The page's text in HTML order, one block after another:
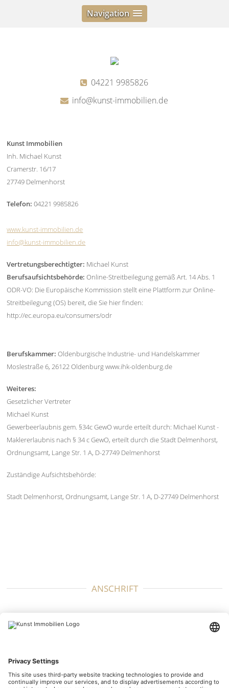
Navigation
04221 9985826
info@kunst-immobilien.de
Kunst Immobilien
Inh. Michael Kunst
Cramerstr. 16/17
27749 Delmenhorst
Telefon: 04221 9985826
www.kunst-immobilien.de
info@kunst-immobilien.de
Vertretungsberechtigter: Michael Kunst
Berufsaufsichtsbehörde: Online-Streitbeilegung gemäß Art. 14 Abs. 1
ODR-VO: Die Europäische Kommission stellt eine Plattform zur Online-
Streitbeilegung (OS) bereit, die Sie hier finden:
http://ec.europa.eu/consumers/odr
Berufskammer: Oldenburgische Industrie- und Handelskammer
Moslestraße 6, 26122 Oldenburg www.ihk-oldenburg.de
Weiteres:
Gesetzlicher Vertreter
Michael Kunst
Gewerbeerlaubnis gem. §34c GewO wurde erteilt durch: Michael Kunst -
Maklererlaubnis nach § 34 c GewO, erteilt durch die Stadt Delmenhorst,
Ordnungsamt, Lange Str. 1 A, D-27749 Delmenhorst
Zuständige Aufsichtsbehörde:
Stadt Delmenhorst, Ordnungsamt, Lange Str. 1 A, D-27749 Delmenhorst
ANSCHRIFT
Cramerstr. 16/17